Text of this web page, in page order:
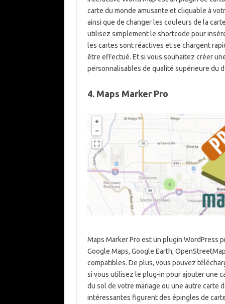
carte du monde amusante et cliquable à
ainsi que de changer les couleurs de la
utilisez simplement le shortcode pour
les cartes sont réactives et se chargent
être effectué. Et si vous souhaitez créer
personnalisables de qualité supérieure du
4. Maps Marker Pro
Maps Marker Pro est un plugin WordPress
Google Maps, Google Earth,
compatibles. De plus, vous pouvez
si vous utilisez le plug-in pour ajouter une
du sol de votre mariage ou une autre carte
intéressantes figurent des épingles de